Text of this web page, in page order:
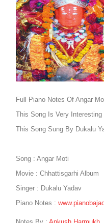
Full Piano Notes Of Angar
This Song Is Very Interesting
This Song Sung By Dukalu
Song : Angar Moti
Movie : Chhattisgarhi Album
Singer : Dukalu Yadav
Piano Notes :